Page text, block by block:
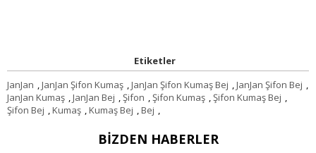
Etiketler
JanJan ,JanJan Şifon Kumaş ,JanJan Şifon Kumaş Bej ,JanJan Şifon Bej ,
JanJan Kumaş ,JanJan Bej ,Şifon ,Şifon Kumaş ,Şifon Kumaş Bej ,
Şifon Bej ,Kumaş ,Kumaş Bej ,Bej ,
BIZDEN HABERLER